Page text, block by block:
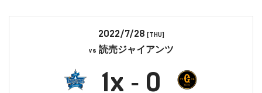
2022/7/28 [THU]
vs 読売ジャイアンツ
1x - 0